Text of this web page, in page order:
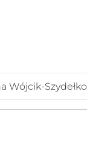
Wójcik-Szydełko